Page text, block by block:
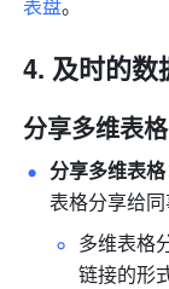
及时的数
分享多维表
分享多维表格
表格分享给同
多维表格
链接的形